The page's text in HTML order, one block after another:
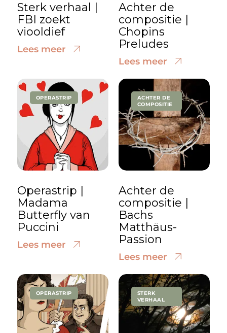
Sterk verhaal |
FBI zoekt
viooldief
Lees meer
Achter de
compositie |
Chopins
Preludes
Lees meer
OPERASTRIP
Operastrip |
Madama
Butterfly van
Puccini
Lees meer
ACHTER DE
COMPOSITIE
Achter de
compositie |
Bachs
Matthäus-
Passion
Lees meer
OPERASTRIP
STERK
VERHAAL